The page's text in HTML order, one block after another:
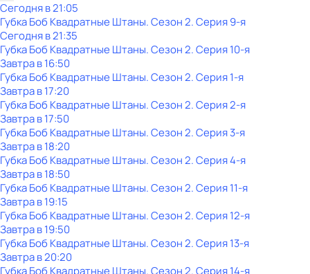
Сегодня в 21:05
Губка Боб Квадратные Штаны. Сезон 2. Серия 9-я
Сегодня в 21:35
Губка Боб Квадратные Штаны. Сезон 2. Серия 10-я
Завтра в 16:50
Губка Боб Квадратные Штаны. Сезон 2. Серия 1-я
Завтра в 17:20
Губка Боб Квадратные Штаны. Сезон 2. Серия 2-я
Завтра в 17:50
Губка Боб Квадратные Штаны. Сезон 2. Серия 3-я
Завтра в 18:20
Губка Боб Квадратные Штаны. Сезон 2. Серия 4-я
Завтра в 18:50
Губка Боб Квадратные Штаны. Сезон 2. Серия 11-я
Завтра в 19:15
Губка Боб Квадратные Штаны. Сезон 2. Серия 12-я
Завтра в 19:50
Губка Боб Квадратные Штаны. Сезон 2. Серия 13-я
Завтра в 20:20
Губка Боб Квадратные Штаны. Сезон 2. Серия 14-я